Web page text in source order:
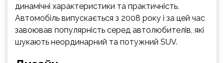
динамічні характеристики та практичність.
Автомобіль випускається з 2008 року і за цей час
завоював популярність серед автолюбителів, які
шукають неординарний та потужний SUV.